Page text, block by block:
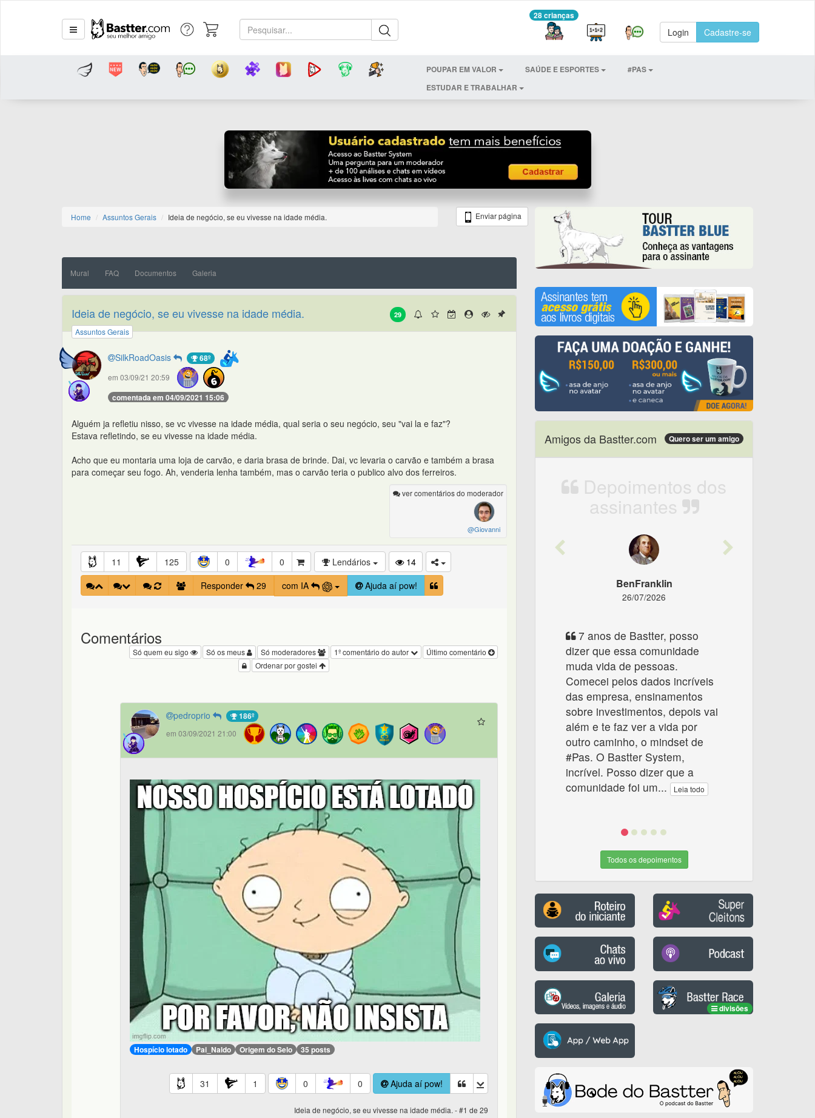
28 crianças
Login Cadastre-se
POUPAR EM VALOR SAÚDE E ESPORTES
#PAS
ESTUDAR E TRABALHAR
Home Assuntos Gerais Ideia de negócio, se eu vivesse na idade média. Enviar página
Mural FAQ Documentos Galeria
29
Ideia de negócio, se eu vivesse na idade média.
Assuntos Gerais
SilkRoadOasis 68º
em 03/09/21 20:59
comentada em 04/09/2021 15:06
Alguém ja refletiu nisso, se vc vivesse na idade média, qual seria o seu negócio, seu "vai la e faz"?
Estava refletindo, se eu vivesse na idade média.
Acho que eu montaria uma loja de carvão, e daria brasa de brinde. Dai, vc levaria o carvão e também a brasa
para começar seu fogo. Ah, venderia lenha também, mas o carvão teria o publico alvo dos ferreiros.
ver comentários do moderador
@Giovanni
11 125 0 0 Lendários
14
Responder
29 com IA Ajuda aí pow!
Comentários
Último comentário
1º comentário do autor
Só moderadores
Só os meus
Só quem eu sigo
Ordenar por gostei
pedroprio 186º
em 03/09/2021 21:00
Hospício lotado Pai_Naldo Origem do Selo 35 posts
31 1 0 0 Ajuda aí pow!
Ideia de negócio, se eu vivesse na idade média. - #1 de 29
Amigos da Bastter.com Quero ser um amigo
Depoimentos dos
assinantes
Previous
BenFranklin
26/07/2026
7 anos de Bastter, posso
dizer que essa comunidade
muda vida de pessoas.
Comecei pelos dados incríveis
das empresa, ensinamentos
sobre investimentos, depois vai
além e te faz ver a vida por
outro caminho, o mindset de
#Pas. O Bastter System,
incrível. Posso dizer que a
comunidade foi um... Leia todo
Todos os depoimentos
divisões